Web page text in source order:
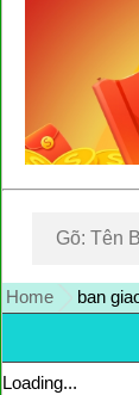
Home ban
Loading...